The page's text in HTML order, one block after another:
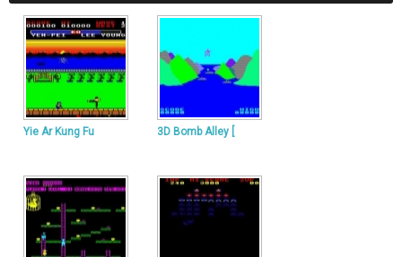
Yie Ar Kung Fu 3D Bomb Alley [